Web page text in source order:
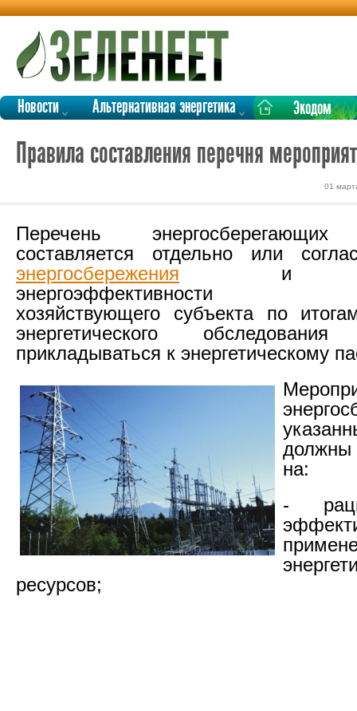
Новости Альтернативная энергетика Экодом
Правила составления перечня
01
Перечень энергосберегающих
составляется отдельно или
энергосбережения и
энергоэффективности
хозяйствующего субъекта по
энергетического
прикладываться к энергетическому
должны
на:
-
ресурсов;